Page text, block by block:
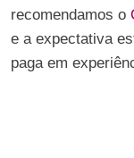
recomendamos o
e a expectativa
paga em